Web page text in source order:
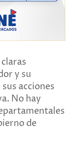
y su
acciones
No hay
de